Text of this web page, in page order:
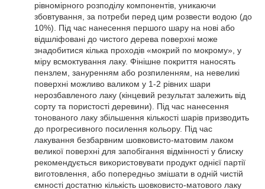
рівномірного розподілу компонентів, уникаючи
збовтування, за потреби перед цим розвести водою (до
10%). Під час нанесення першого шару на нові або
відшліфовані до чистого дерева поверхні може
знадобитися кілька проходів «мокрий по мокрому», у
міру всмоктування лаку. Фінішне покриття наносять
пензлем, зануренням або розпиленням, на невеликі
поверхні можливо валиком у 1-2 рівних шари
нерозбавленого лаку (кінцевий результат залежить від
сорту та пористості деревини). Під час нанесення
тонованого лаку збільшення кількості шарів призводить
до прогресивного посилення кольору. Під час
лакування безбарвним шовковисто-матовим лаком
великої поверхні для запобігання відмінності у блиску
рекомендується використовувати продукт однієї партії
виготовлення, або попередньо змішати в одній чистій
ємності достатню кількість шовковисто-матового лаку